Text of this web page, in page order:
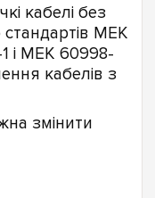
кабелі без
стандартів МЕК
і МЕК 60998-
кабелів з
змінити